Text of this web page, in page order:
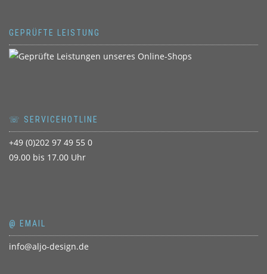
GEPRÜFTE LEISTUNG
☏ SERVICEHOTLINE
+49 (0)202 97 49 55 0
09.00 bis 17.00 Uhr
@ EMAIL
info@aljo-design.de